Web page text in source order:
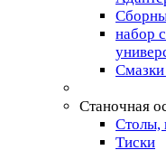
набор
Станочная
Столы,
Тиски